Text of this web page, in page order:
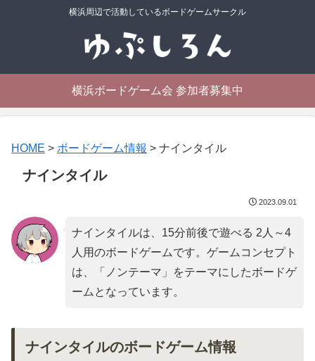
横浜周辺で活動しているボードゲームサークル
横浜ボードゲーム会 参加者募集中
HOME > ボードゲーム情報 > ナインタイル
ナインタイル
2023.09.01
ナインタイルは、15分前後で遊べる 2人～4
人用のボードゲームです。ゲームコンセプト
は、「 ノンテーマ 」をテーマにしたボードゲ
ームとなっています。
ナインタイルのボードゲーム情報